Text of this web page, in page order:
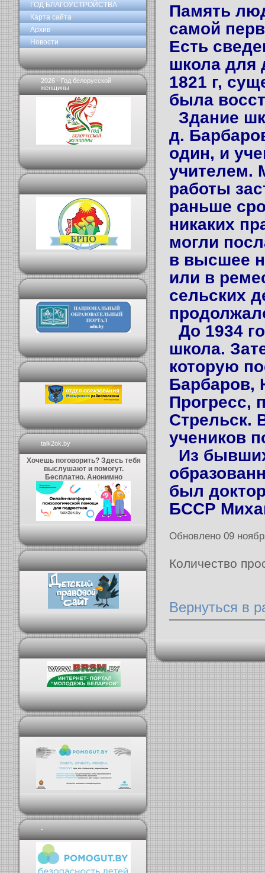
ГОД БЛАГОУСТРОЙСТВА
Карта сайта
Архив
Новости
2026 - Год белорусской
женщины
talk2ok.by
Хочешь поговорить? Здесь тебя
выслушают и помогут.
Бесплатно. Анонимно
-
Память
самой
Есть
школа для
1821 г,
была
Здание
д.
один, и
учителем.
работы
раньше
никаких
могли
в высшее
или в
сельских
До 1934
школа.
которую
Барбаров,
Прогресс,
Стрельск.
учеников
Из
был
БССР
Обновлено 09
Количество
Вернуться в